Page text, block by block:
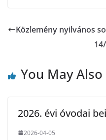
Közlemény nyilvános
You May Also
2026. évi óvodai
2026-04-05